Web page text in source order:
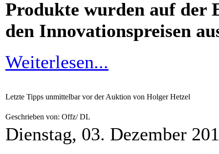
Produkte wurden auf der
den Innovationspreisen
Weiterlesen...
Letzte Tipps unmittelbar vor der Auktion von Holger Hetzel
Geschrieben von: Offz/ DL
Dienstag, 03. Dezember